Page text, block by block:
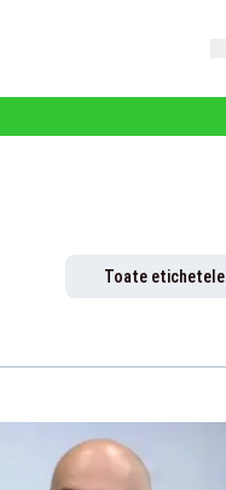
Toate etichetele